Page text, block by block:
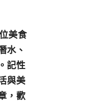
美食
水、
記性
與美
，歡